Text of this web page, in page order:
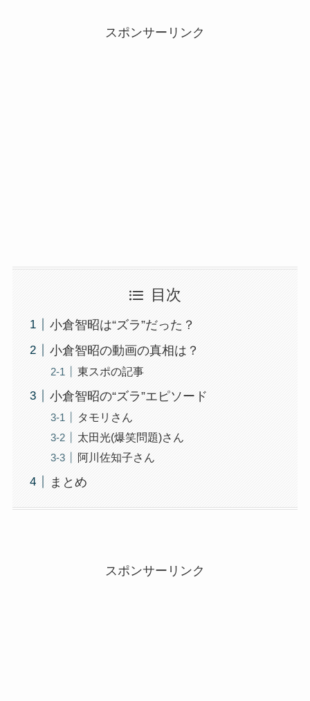
スポンサーリンク
目次
小倉智昭は“ズラ”だった？
小倉智昭の動画の真相は？
東スポの記事
小倉智昭の“ズラ”エピソード
タモリさん
太田光(爆笑問題)さん
阿川佐知子さん
まとめ
スポンサーリンク